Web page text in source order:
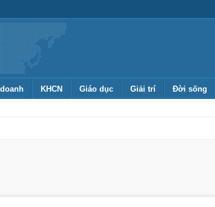
KHCN Giáo dục Giải trí Đời sống